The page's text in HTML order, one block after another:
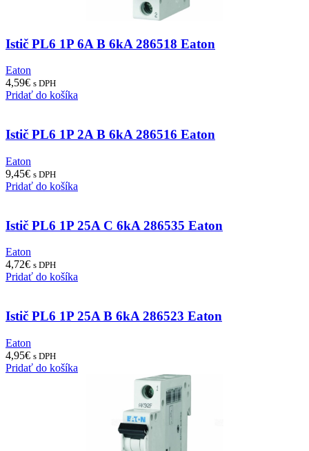
Istič PL6 1P 6A B 6kA 286518 Eaton
Eaton
4,59€ s DPH
Pridať do košíka
Istič PL6 1P 2A B 6kA 286516 Eaton
Eaton
9,45€ s DPH
Pridať do košíka
Istič PL6 1P 25A C 6kA 286535 Eaton
Eaton
4,72€ s DPH
Pridať do košíka
Istič PL6 1P 25A B 6kA 286523 Eaton
Eaton
4,95€ s DPH
Pridať do košíka